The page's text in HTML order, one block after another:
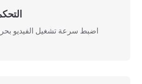
اضبط سرعة تشغيل الفيديو